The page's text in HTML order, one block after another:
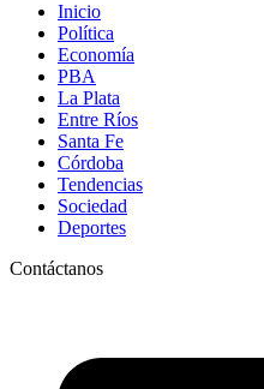
Inicio
Política
Economía
PBA
La Plata
Entre Ríos
Santa Fe
Córdoba
Tendencias
Sociedad
Deportes
Contáctanos